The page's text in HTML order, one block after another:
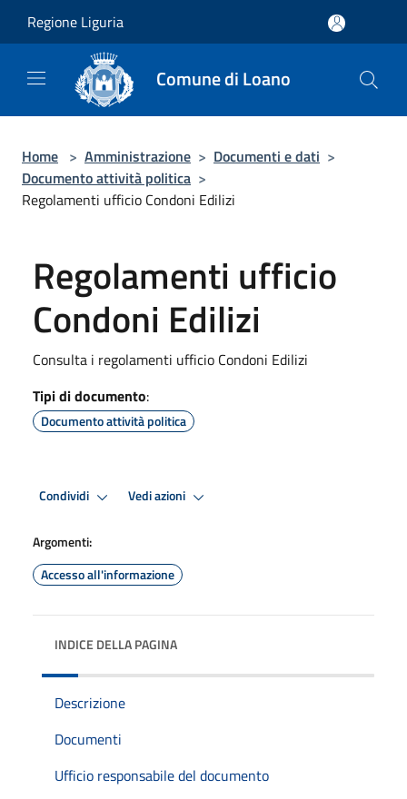
Regione Liguria
Comune di Loano
Home > Amministrazione > Documenti e dati >
Documento attività politica >
Regolamenti ufficio Condoni Edilizi
Regolamenti ufficio
Condoni Edilizi
Consulta i regolamenti ufficio Condoni Edilizi
Tipi di documento:
Documento attività politica
Condividi Vedi azioni
Argomenti:
Accesso all'informazione
INDICE DELLA PAGINA
Descrizione
Documenti
Ufficio responsabile del documento